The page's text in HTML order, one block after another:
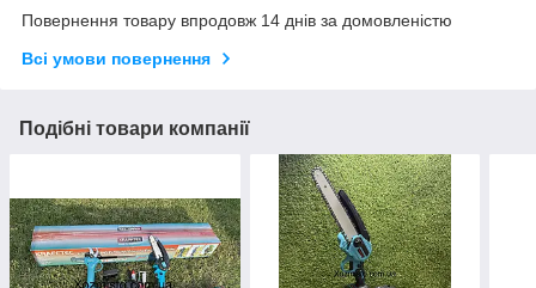
Повернення товару впродовж 14 днів за домовленістю
Всі умови повернення
Подібні товари компанії